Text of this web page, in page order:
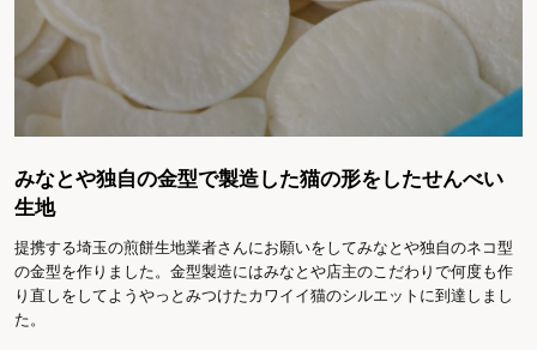
みなとや独自の金型で製造した猫の形をしたせんべい
生地
提携する埼玉の煎餅生地業者さんにお願いをしてみなとや独自のネコ型
の金型を作りました。金型製造にはみなとや店主のこだわりで何度も作
り直しをしてようやっとみつけたカワイイ猫のシルエットに到達しまし
た。